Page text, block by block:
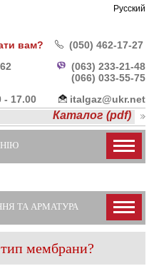
Русский
вам?
(050) 462-17-27
(063) 233-21-48
(066) 033-55-75
- 17.00
italgaz@ukr.net
Каталог (pdf)
ТА АРМАТУРА
мембрани?